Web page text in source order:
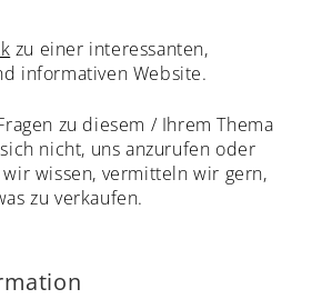
zu einer interessanten,
informativen Website.
zu diesem / Ihrem Thema
nicht, uns anzurufen oder
wissen, vermitteln wir gern,
zu verkaufen.